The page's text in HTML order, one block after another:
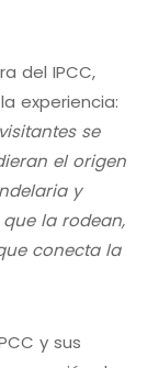
del IPCC,
experiencia:
se
el origen
y
la rodean,
conecta la
y sus